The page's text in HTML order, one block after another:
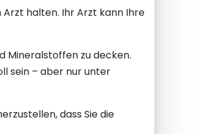
halten. Ihr Arzt kann Ihre
Mineralstoffen zu decken.
sein – aber nur unter
dass Sie die